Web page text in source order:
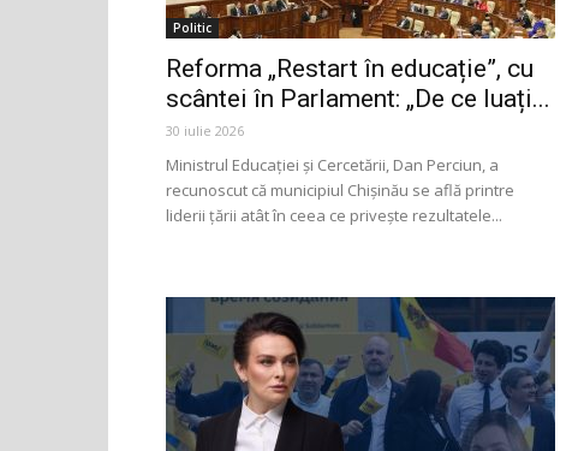
Politic
Reforma „Restart în educație”, cu
scântei în Parlament: „De ce luați...
30 iulie 2026
Ministrul Educației și Cercetării, Dan Perciun, a
recunoscut că municipiul Chișinău se află printre
liderii țării atât în ceea ce privește rezultatele...